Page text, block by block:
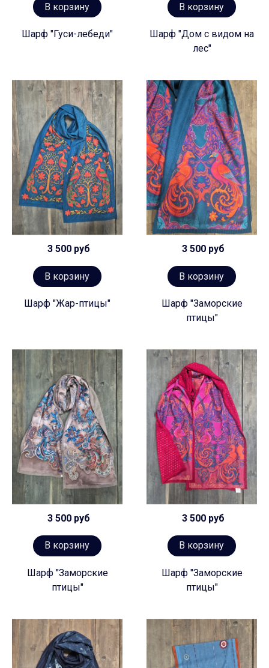
В корзину
Шарф "Гуси-лебеди"
В корзину
Шарф "Дом с видом на
лес"
3 500 руб
В корзину
Шарф "Жар-птицы"
3 500 руб
В корзину
Шарф "Заморские
птицы"
3 500 руб
В корзину
Шарф "Заморские
птицы"
3 500 руб
В корзину
Шарф "Заморские
птицы"